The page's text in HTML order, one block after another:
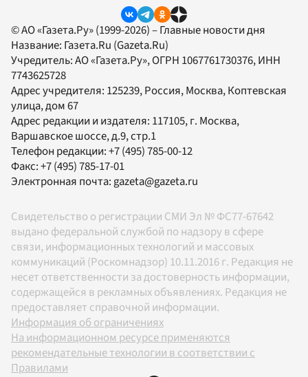
© АО «Газета.Ру» (1999-2026) – Главные новости дня
Название: Газета.Ru (Gazeta.Ru)
Учредитель:АО «Газета.Ру», ОГРН 1067761730376, ИНН
7743625728
Адрес учредителя: 125239, Россия, Москва, Коптевская
улица, дом 67
Адрес редакции и издателя: 117105, г. Москва,
Варшавское шоссе, д.9, стр.1
Телефон редакции:+7 (495) 785-00-12
Факс:+7 (495) 785-17-01
Электронная почта:gazeta@gazeta.ru
Свидетельство о регистрации СМИ Эл № ФС77-67642
выдано федеральной службой по надзору в сфере
связи, информационных технологий и массовых
коммуникаций (Роскомнадзор) 10.11.2016 г. Редакция не
несет ответственности за достоверность информации,
содержащейся в рекламных объявлениях. Редакция не
предоставляет справочной информации.
Информация об ограничениях
На информационном ресурсе применяются
рекомендательные технологии в соответствии с
Правилами